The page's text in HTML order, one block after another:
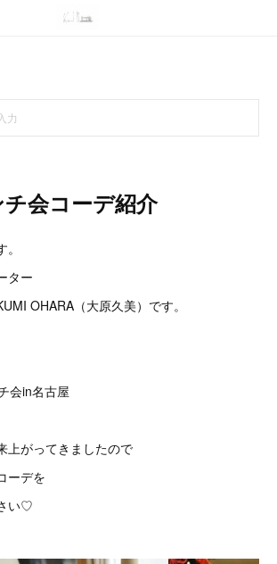
会コーデ紹介
ター
OHARA（大原久美）です。
会in名古屋
上がってきましたので
ーデを
い♡